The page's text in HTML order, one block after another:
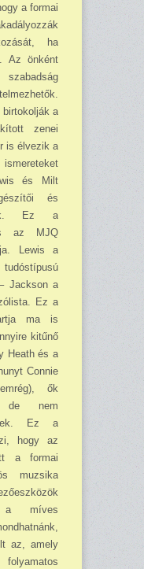
a formai
ha
Az önként
a
zenei
is élvezik a
és Milt
és
Ez a
az MJQ
Lewis a
Jackson a
Ez a
ma is
kitűnő
Heath és a
Connie
ők
de nem
Ez a
hogy az
a formai
muzsika
a míves
az, amely